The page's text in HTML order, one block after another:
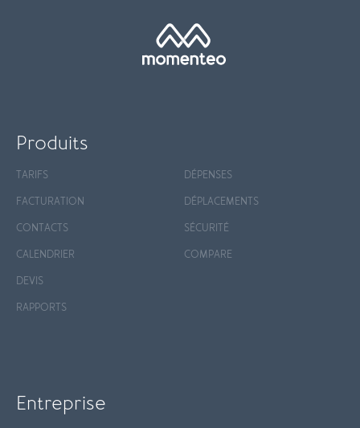
Produits
TARIFS
FACTURATION
CONTACTS
CALENDRIER
DEVIS
RAPPORTS
DÉPENSES
DÉPLACEMENTS
SÉCURITÉ
COMPARE
Entreprise